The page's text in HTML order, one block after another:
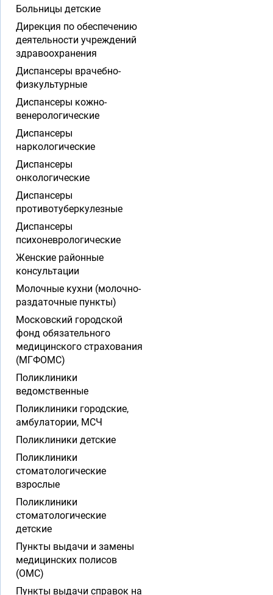
Больницы детские
Дирекция по обеспечению
деятельности учреждений
здравоохранения
Диспансеры врачебно-
физкультурные
Диспансеры кожно-
венерологические
Диспансеры
наркологические
Диспансеры
онкологические
Диспансеры
противотуберкулезные
Диспансеры
психоневрологические
Женские районные
консультации
Молочные кухни (молочно-
раздаточные пункты)
Московский городской
фонд обязательного
медицинского страхования
(МГФОМС)
Поликлиники
ведомственные
Поликлиники городские,
амбулатории, МСЧ
Поликлиники детские
Поликлиники
стоматологические
взрослые
Поликлиники
стоматологические
детские
Пункты выдачи и замены
медицинских полисов
(ОМС)
Пункты выдачи справок на